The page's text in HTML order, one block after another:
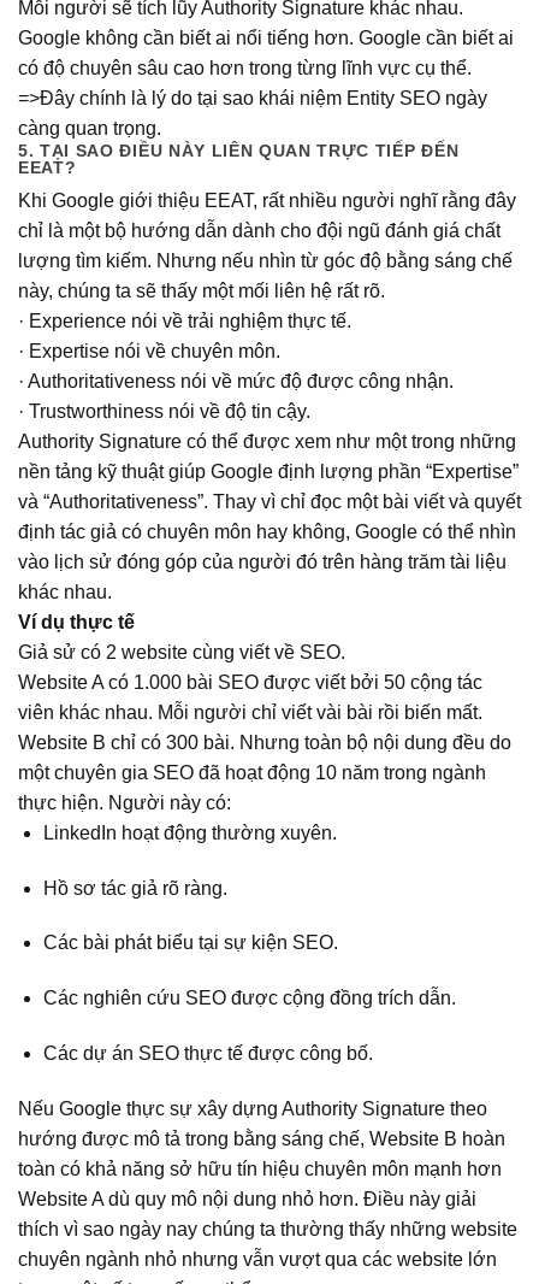
Mỗi người sẽ tích lũy Authority Signature khác nhau.
Google không cần biết ai nổi tiếng hơn. Google cần biết ai
có độ chuyên sâu cao hơn trong từng lĩnh vực cụ thể.
=>Đây chính là lý do tại sao khái niệm Entity SEO ngày
càng quan trọng.
5. TẠI SAO ĐIỀU NÀY LIÊN QUAN TRỰC TIẾP ĐẾN
EEAT?
Khi Google giới thiệu EEAT, rất nhiều người nghĩ rằng đây
chỉ là một bộ hướng dẫn dành cho đội ngũ đánh giá chất
lượng tìm kiếm. Nhưng nếu nhìn từ góc độ bằng sáng chế
này, chúng ta sẽ thấy một mối liên hệ rất rõ.
· Experience nói về trải nghiệm thực tế.
· Expertise nói về chuyên môn.
· Authoritativeness nói về mức độ được công nhận.
· Trustworthiness nói về độ tin cậy.
Authority Signature có thể được xem như một trong những
nền tảng kỹ thuật giúp Google định lượng phần “Expertise”
và “Authoritativeness”. Thay vì chỉ đọc một bài viết và quyết
định tác giả có chuyên môn hay không, Google có thể nhìn
vào lịch sử đóng góp của người đó trên hàng trăm tài liệu
khác nhau.
Ví dụ thực tế
Giả sử có 2 website cùng viết về SEO.
Website A có 1.000 bài SEO được viết bởi 50 cộng tác
viên khác nhau. Mỗi người chỉ viết vài bài rồi biến mất.
Website B chỉ có 300 bài. Nhưng toàn bộ nội dung đều do
một chuyên gia SEO đã hoạt động 10 năm trong ngành
thực hiện. Người này có:
LinkedIn hoạt động thường xuyên.
Hồ sơ tác giả rõ ràng.
Các bài phát biểu tại sự kiện SEO.
Các nghiên cứu SEO được cộng đồng trích dẫn.
Các dự án SEO thực tế được công bố.
Nếu Google thực sự xây dựng Authority Signature theo
hướng được mô tả trong bằng sáng chế, Website B hoàn
toàn có khả năng sở hữu tín hiệu chuyên môn mạnh hơn
Website A dù quy mô nội dung nhỏ hơn. Điều này giải
thích vì sao ngày nay chúng ta thường thấy những website
chuyên ngành nhỏ nhưng vẫn vượt qua các website lớn